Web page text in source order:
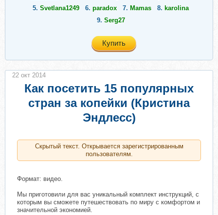
5. Svetlana1249 6. paradox 7. Mamas 8. karolina
9. Serg27
Купить
Как посетить 15 популярных
стран за копейки (Кристина
Эндлесс)
Скрытый текст. Открывается зарегистрированным
пользователям.
Формат: видео.
Мы приготовили для вас уникальный комплект инструкций, с
которым вы сможете путешествовать по миру с комфортом и
значительной экономией.
22 окт 2014